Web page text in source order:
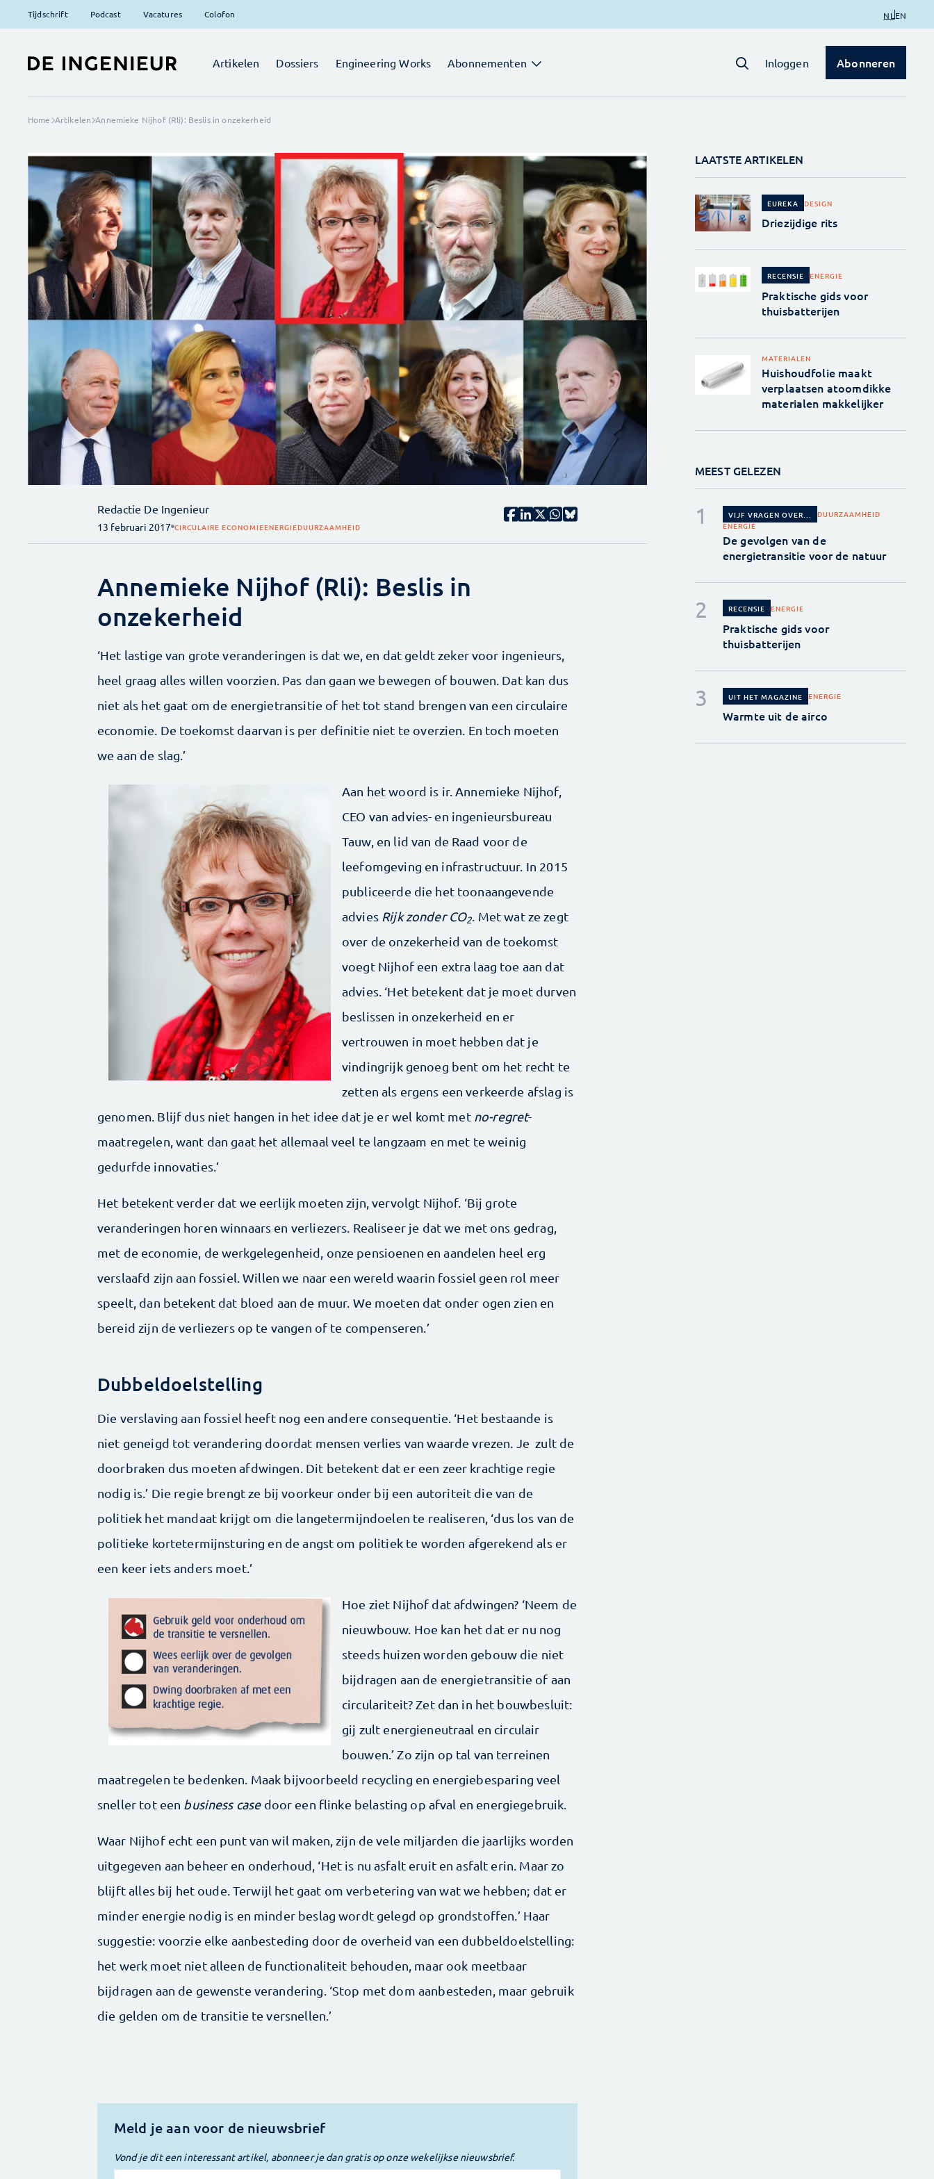
Tijdschrift Podcast Vacatures Colofon NL EN
Artikelen Dossiers Engineering Works Abonnementen Inloggen Abonneren
Home Artikelen Annemieke Nijhof (Rli): Beslis in onzekerheid
Redactie De Ingenieur
13 februari 2017 CIRCULAIRE ECONOMIEENERGIEDUURZAAMHEID
Annemieke Nijhof (Rli): Beslis in
onzekerheid
‘Het lastige van grote veranderingen is dat we, en dat geldt zeker voor ingenieurs,
heel graag alles willen voorzien. Pas dan gaan we bewegen of bouwen. Dat kan dus
niet als het gaat om de energietransitie of het tot stand brengen van een circulaire
economie. De toekomst daarvan is per definitie niet te overzien. En toch moeten
we aan de slag.’
Aan het woord is ir. Annemieke Nijhof,
CEO van advies- en ingenieursbureau
Tauw, en lid van de Raad voor de
leefomgeving en infrastructuur. In 2015
publiceerde die het toonaangevende
advies Rijk zonder CO2 . Met wat ze zegt
over de onzekerheid van de toekomst
voegt Nijhof een extra laag toe aan dat
advies. ‘Het betekent dat je moet durven
beslissen in onzekerheid en er
vertrouwen in moet hebben dat je
vindingrijk genoeg bent om het recht te
zetten als ergens een verkeerde afslag is
genomen. Blijf dus niet hangen in het idee dat je er wel komt met no-regret-
maatregelen, want dan gaat het allemaal veel te langzaam en met te weinig
gedurfde innovaties.’
Het betekent verder dat we eerlijk moeten zijn, vervolgt Nijhof. ‘Bij grote
veranderingen horen winnaars en verliezers. Realiseer je dat we met ons gedrag,
met de economie, de werkgelegenheid, onze pensioenen en aandelen heel erg
verslaafd zijn aan fossiel. Willen we naar een wereld waarin fossiel geen rol meer
speelt, dan betekent dat bloed aan de muur. We moeten dat onder ogen zien en
bereid zijn de verliezers op te vangen of te compenseren.’
Dubbeldoelstelling
Die verslaving aan fossiel heeft nog een andere consequentie. ‘Het bestaande is
niet geneigd tot verandering doordat mensen verlies van waarde vrezen. Je zult de
doorbraken dus moeten afdwingen. Dit betekent dat er een zeer krachtige regie
nodig is.’ Die regie brengt ze bij voorkeur onder bij een autoriteit die van de
politiek het mandaat krijgt om die langetermijndoelen te realiseren, ‘dus los van de
politieke kortetermijnsturing en de angst om politiek te worden afgerekend als er
een keer iets anders moet.’
Hoe ziet Nijhof dat afdwingen? ‘Neem de
nieuwbouw. Hoe kan het dat er nu nog
steeds huizen worden gebouw die niet
bijdragen aan de energietransitie of aan
circulariteit? Zet dan in het bouwbesluit:
gij zult energieneutraal en circulair
bouwen.’ Zo zijn op tal van terreinen
maatregelen te bedenken. Maak bijvoorbeeld recycling en energiebesparing veel
sneller tot een business casedoor een flinke belasting op afval en energiegebruik.
Waar Nijhof echt een punt van wil maken, zijn de vele miljarden die jaarlijks worden
uitgegeven aan beheer en onderhoud, ‘Het is nu asfalt eruit en asfalt erin. Maar zo
blijft alles bij het oude. Terwijl het gaat om verbetering van wat we hebben; dat er
minder energie nodig is en minder beslag wordt gelegd op grondstoffen.’ Haar
suggestie: voorzie elke aanbesteding door de overheid van een dubbeldoelstelling:
het werk moet niet alleen de functionaliteit behouden, maar ook meetbaar
bijdragen aan de gewenste verandering. ‘Stop met dom aanbesteden, maar gebruik
die gelden om de transitie te versnellen.’
Meld je aan voor de nieuwsbrief
Vond je dit een interessant artikel, abonneer je dan gratis op onze wekelijkse nieuwsbrief.
LAATSTE ARTIKELEN
EUREKA DESIGN
Driezijdige rits
RECENSIE ENERGIE
Praktische gids voor
thuisbatterijen
MATERIALEN
Huishoudfolie maakt
verplaatsen atoomdikke
materialen makkelijker
MEEST GELEZEN
VIJF VRAGEN OVER...
DUURZAAMHEID
ENERGIE
De gevolgen van de
energietransitie voor de natuur
RECENSIE ENERGIE
Praktische gids voor
thuisbatterijen
UIT HET MAGAZINE ENERGIE
Warmte uit de airco